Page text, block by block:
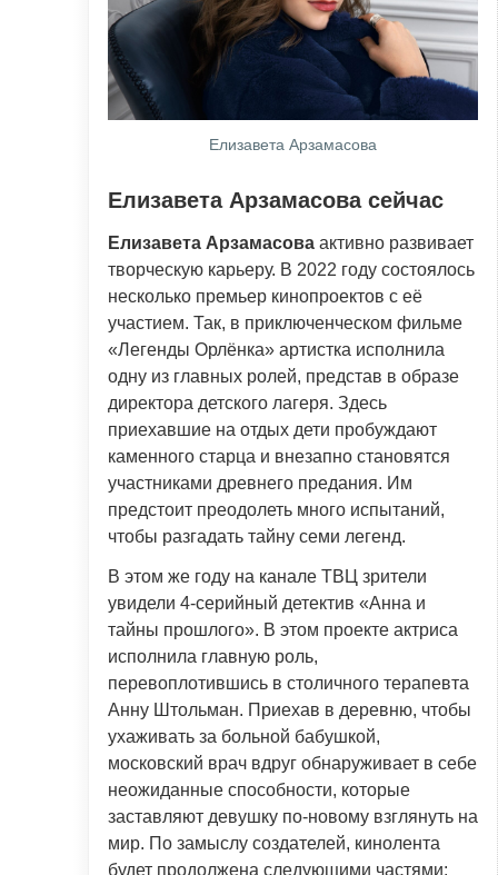
Елизавета Арзамасова
Елизавета Арзамасова сейчас
Елизавета Арзамасова активно развивает
творческую карьеру. В 2022 году состоялось
несколько премьер кинопроектов с её
участием. Так, в приключенческом фильме
«Легенды Орлёнка» артистка исполнила
одну из главных ролей, представ в образе
директора детского лагеря. Здесь
приехавшие на отдых дети пробуждают
каменного старца и внезапно становятся
участниками древнего предания. Им
предстоит преодолеть много испытаний,
чтобы разгадать тайну семи легенд.
В этом же году на канале ТВЦ зрители
увидели 4-серийный детектив «Анна и
тайны прошлого». В этом проекте актриса
исполнила главную роль,
перевоплотившись в столичного терапевта
Анну Штольман. Приехав в деревню, чтобы
ухаживать за больной бабушкой,
московский врач вдруг обнаруживает в себе
неожиданные способности, которые
заставляют девушку по-новому взглянуть на
мир. По замыслу создателей, кинолента
будет продолжена следующими частями: